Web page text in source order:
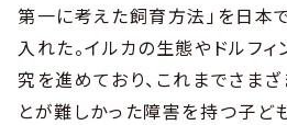
第一に考えた飼育方法」を日本
入れた。イルカの生態やドルフ
究を進めており、これまでさま
とが難しかった障害を持つ子ど